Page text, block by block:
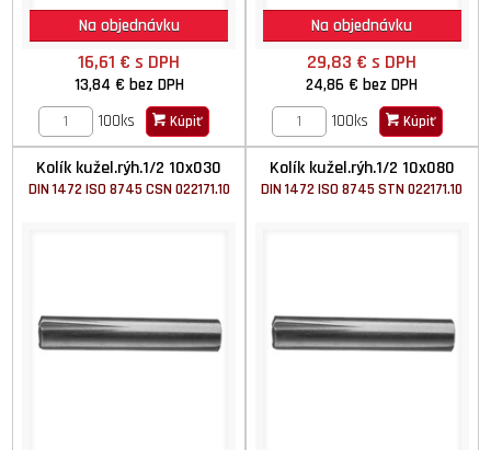
Na objednávku
16,61 €s DPH
13,84 € bez DPH
100ks
Kúpiť
Na objednávku
29,83 €s DPH
24,86 €bez DPH
100ks
Kúpiť
Kolík kužel.rýh.1/2 10x030
DIN 1472 ISO 8745 CSN 022171.10
Kolík kužel.rýh.1/2 10x080
DIN 1472 ISO 8745 STN 022171.10